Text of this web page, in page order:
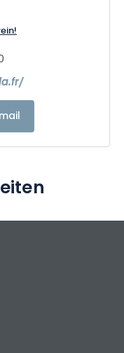
in de mooiste
lokale, eco-
met Lisela!